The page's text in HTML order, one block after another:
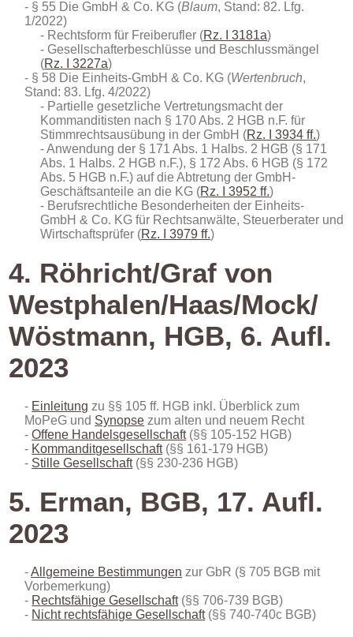
§ 55 Die GmbH & Co. KG (Blaum, Stand: 82. Lfg.
1/2022)
Rechtsform für Freiberufler (Rz. I 3181a)
Gesellschafterbeschlüsse und Beschlussmängel
(Rz. I 3227a)
§ 58 Die Einheits-GmbH & Co. KG (Wertenbruch,
Stand: 83. Lfg. 4/2022)
Partielle gesetzliche Vertretungsmacht der
Kommanditisten nach § 170 Abs. 2 HGB n.F. für
Stimmrechtsausübung in der GmbH (Rz. I 3934 ff.)
Anwendung der § 171 Abs. 1 Halbs. 2 HGB (§ 171
Abs. 1 Halbs. 2 HGB n.F.), § 172 Abs. 6 HGB (§ 172
Abs. 5 HGB n.F.) auf die Abtretung der GmbH-
Geschäftsanteile an die KG (Rz. I 3952 ff.)
Berufsrechtliche Besonderheiten der Einheits-
GmbH & Co. KG für Rechtsanwälte, Steuerberater und
Wirtschaftsprüfer (Rz. I 3979 ff.)
4. Röhricht/Graf von
Westphalen/Haas/Mock/
Wöstmann, HGB, 6. Aufl.
2023
Einleitung zu §§ 105 ff. HGB inkl. Überblick zum
MoPeG und Synopse zum alten und neuem Recht
Offene Handelsgesellschaft(§§ 105-152 HGB)
Kommanditgesellschaft(§§ 161-179 HGB)
Stille Gesellschaft(§§ 230-236 HGB)
5. Erman, BGB, 17. Aufl.
2023
Allgemeine Bestimmungen zur GbR (§ 705 BGB mit
Vorbemerkung)
Rechtsfähige Gesellschaft(§§ 706-739 BGB)
Nicht rechtsfähige Gesellschaft(§§ 740-740c BGB)